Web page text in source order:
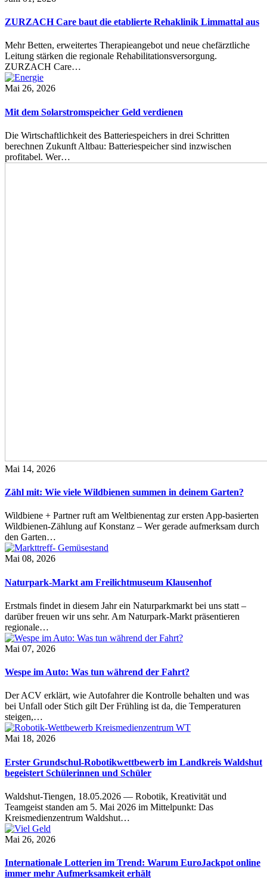
ZURZACH Care baut die etablierte Rehaklinik Limmattal aus
Mehr Betten, erweitertes Therapieangebot und neue chefärztliche
Leitung stärken die regionale Rehabilitationsversorgung.
ZURZACH Care…
Mai 26, 2026
Mit dem Solarstromspeicher Geld verdienen
Die Wirtschaftlichkeit des Batteriespeichers in drei Schritten
berechnen Zukunft Altbau: Batteriespeicher sind inzwischen
profitabel. Wer…
Mai 14, 2026
Zähl mit: Wie viele Wildbienen summen in deinem Garten?
Wildbiene + Partner ruft am Weltbienentag zur ersten App-basierten
Wildbienen-Zählung auf Konstanz – Wer gerade aufmerksam durch
den Garten…
Mai 08, 2026
Naturpark-Markt am Freilichtmuseum Klausenhof
Erstmals findet in diesem Jahr ein Naturparkmarkt bei uns statt –
darüber freuen wir uns sehr. Am Naturpark-Markt präsentieren
regionale…
Mai 07, 2026
Wespe im Auto: Was tun während der Fahrt?
Der ACV erklärt, wie Autofahrer die Kontrolle behalten und was
bei Unfall oder Stich gilt Der Frühling ist da, die Temperaturen
steigen,…
Mai 18, 2026
Erster Grundschul-Robotikwettbewerb im Landkreis Waldshut
begeistert Schülerinnen und Schüler
Waldshut-Tiengen, 18.05.2026 — Robotik, Kreativität und
Teamgeist standen am 5. Mai 2026 im Mittelpunkt: Das
Kreismedienzentrum Waldshut…
Mai 26, 2026
Internationale Lotterien im Trend: Warum EuroJackpot online
immer mehr Aufmerksamkeit erhält